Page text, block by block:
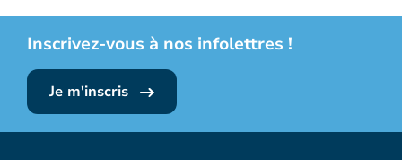
Inscrivez-vous à nos infolettres !
Je m'inscris